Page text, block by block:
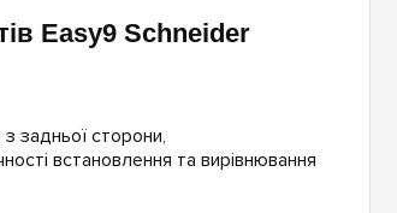
Easy9 Schneider
задньої сторони,
встановлення та вирівнювання